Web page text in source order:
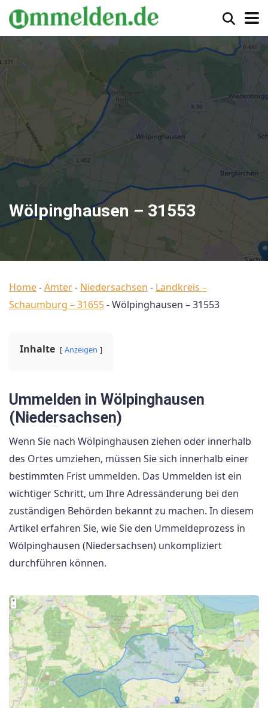
Wölpinghausen – 31553
Home-Ämter- Niedersachsen - Landkreis –
Schaumburg – 31655-Wölpinghausen – 31553
Inhalte Anzeigen
Ummelden in Wölpinghausen
(Niedersachsen)
Wenn Sie nach Wölpinghausen ziehen oder innerhalb
des Ortes umziehen, müssen Sie sich innerhalb einer
bestimmten Frist ummelden. Das Ummelden ist ein
wichtiger Schritt, um Ihre Adressänderung bei den
zuständigen Behörden bekannt zu machen. In diesem
Artikel erfahren Sie, wie Sie den Ummeldeprozess in
Wölpinghausen (Niedersachsen) unkompliziert
durchführen können.